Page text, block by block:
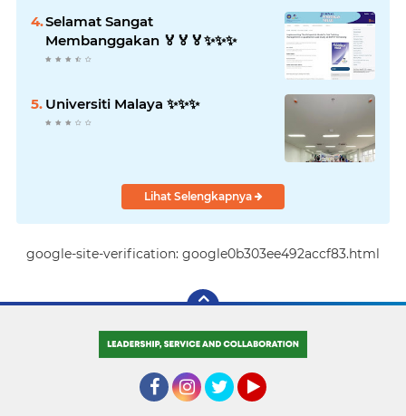
Selamat Sangat
Membanggakan 🏅🏅🏅✨️✨️✨️
Universiti Malaya ✨️✨️✨️
Lihat Selengkapnya
google-site-verification: google0b303ee492accf83.html